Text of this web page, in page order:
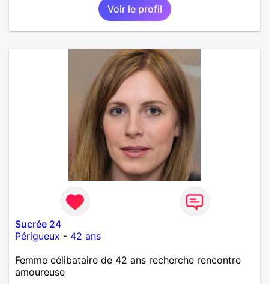
Voir le profil
Sucrée 24
Périgueux - 42 ans
Femme célibataire de 42 ans recherche rencontre
amoureuse